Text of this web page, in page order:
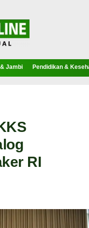
Jambi Pendidikan &
RI